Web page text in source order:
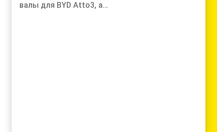
валы для BYD Atto3, а…